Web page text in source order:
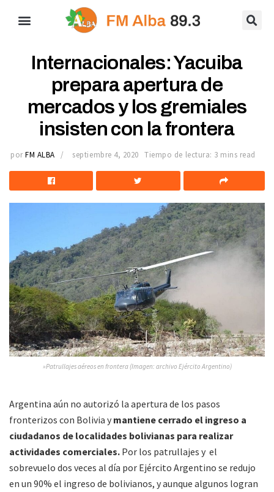
Internacionales: Yacuiba
prepara apertura de
mercados y los gremiales
insisten con la frontera
por FM ALBA septiembre 4, 2020 Tiempo de lectura: 3 mins read
»Patrullajes aéreos en frontera (Imagen: archivo Ejército Argentino)
Argentina aún no autorizó la apertura de los pasos
fronterizos con Bolivia y mantiene cerrado el ingreso a
ciudadanos de localidades bolivianas para realizar
actividades comerciales. Por los patrullajes y el
sobrevuelo dos veces al día por Ejército Argentino se redujo
en un 90% el ingreso de bolivianos, y aunque algunos logran